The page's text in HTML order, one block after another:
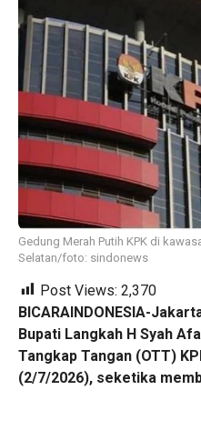
Gedung Merah Putih KPK di
Selatan/foto: sindonews
Post Views: 2,370
BICARAINDONESIA-
Bupati Langkah H Syah
Tangkap Tangan (OTT)
(2/7/2026), seketika